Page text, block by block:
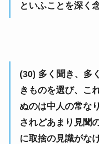
といふことを深く
(30) 多く聞き、多
きものを選び、こ
ぬのは中人の常なり
されどあまり見聞
に取捨の見識がな